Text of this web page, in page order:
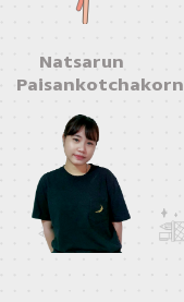
Natsarun
Paisankotchakorn